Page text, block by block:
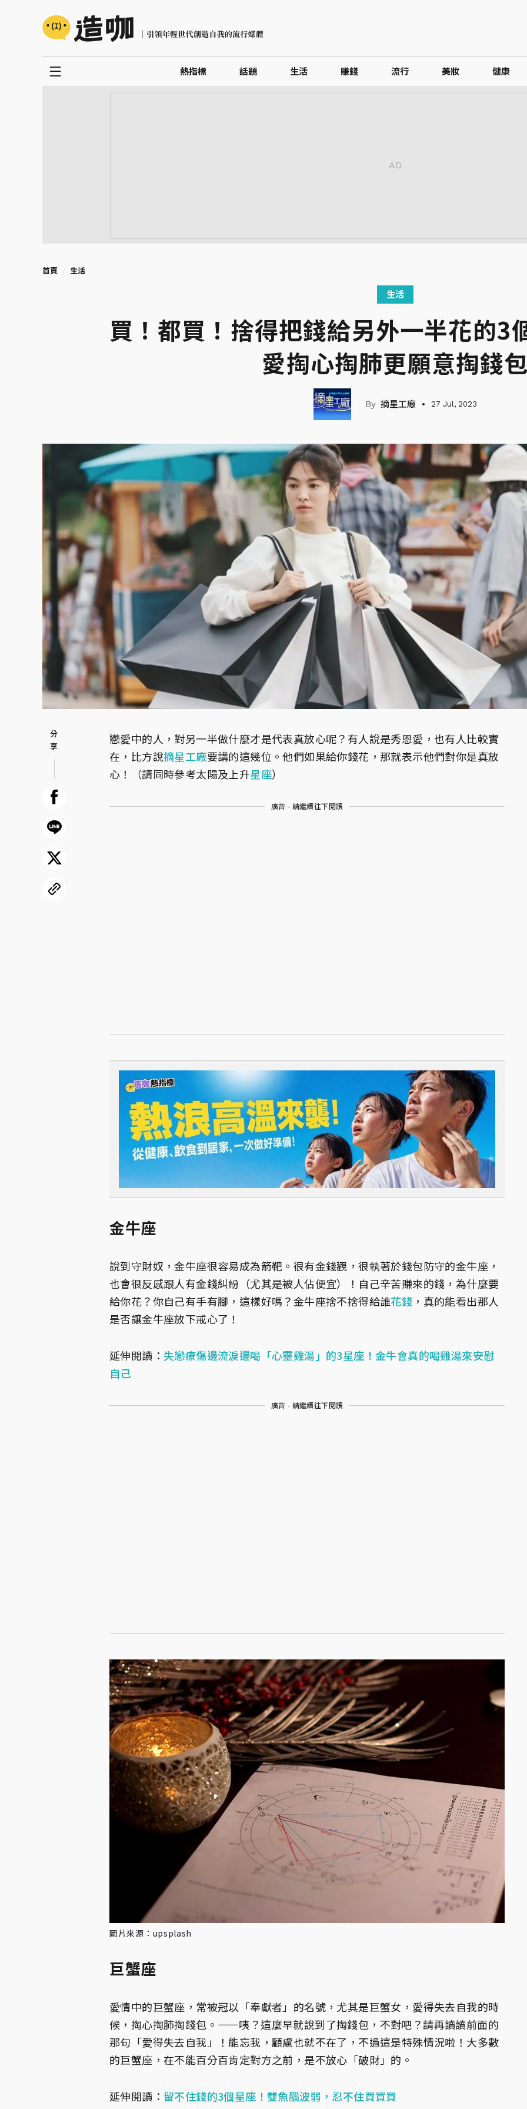
熱指標 話題 生活 賺錢 流行 美妝 健康
首頁 生活
生活
買！都買！捨得把錢給另外一半花的3
愛掏心掏肺更願意掏錢
摘星工廠 27 Jul, 2023
戀愛中的人，對另一半做什麼才是代表真放心呢？有人說是秀恩愛，也有人比較實
在，比方說摘星工廠要講的這幾位。他們如果給你錢花，那就表示他們對你是真放
心！（請同時參考太陽及上升星座）
廣告 - 請繼續往下閱讀
金牛座
說到守財奴，金牛座很容易成為箭靶。很有金錢觀，很執著於錢包防守的金牛座，
也會很反感跟人有金錢糾紛（尤其是被人佔便宜）！自己辛苦賺來的錢，為什麼要
給你花？你自己有手有腳，這樣好嗎？金牛座捨不捨得給誰花錢 ，真的能看出那人
是否讓金牛座放下戒心了！
延伸閱讀： 失戀療傷邊流淚邊喝「心靈雞湯」的3星座！金牛會真的喝雞湯來安慰
自己
廣告 - 請繼續往下閱讀
圖片來源：upsplash
巨蟹座
愛情中的巨蟹座，常被冠以「奉獻者」的名號，尤其是巨蟹女，愛得失去自我的時
候，掏心掏肺掏錢包。——咦？這麼早就說到了掏錢包，不對吧？請再讀讀前面的
那句「愛得失去自我」！能忘我，顧慮也就不在了，不過這是特殊情況啦！大多數
的巨蟹座，在不能百分百肯定對方之前，是不放心「破財」的。
延伸閱讀： 留不住錢的3個星座！雙魚腦波弱，忍不住買買買